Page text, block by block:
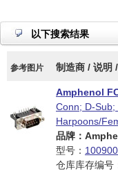
以下搜索结果
参考图片 制造商 / 说明
Amphenol
Conn; D-Sub;
Harpoons/
品牌：
型号：
仓库库存编号